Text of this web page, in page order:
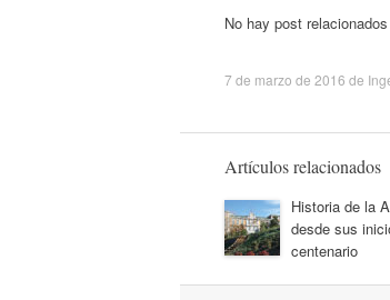
No hay post relacionados
7 de marzo de 2016 de
Artículos relacionados
Historia de la
desde sus
centenario